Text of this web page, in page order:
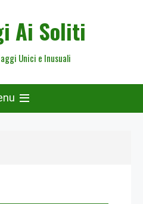
Ai Soliti
Unici e Inusuali